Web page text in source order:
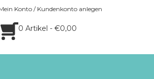
Konto / Kundenkonto anlegen
0 Artikel - €0,00